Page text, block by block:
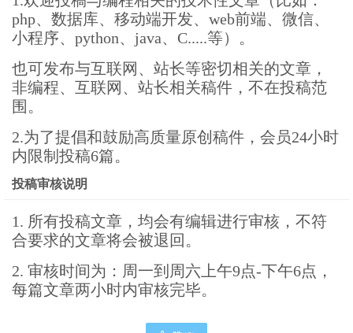
php、数据库、移动端开发、web前端、微信、
小程序、python、java、C.....等）。
也可发布与互联网、站长等密切相关的文章，
非编程、互联网、站长相关稿件，不在投稿范
围。
2.为了提倡和鼓励高质量原创稿件，会员24小时
内限制投稿6篇。
投稿审核说明
1. 所有投稿文章，均会有编辑进行审核，不符
合要求的文章将会被退回。
2. 审核时间为：周一到周六上午9点-下午6点，
每篇文章两小时内审核完毕。